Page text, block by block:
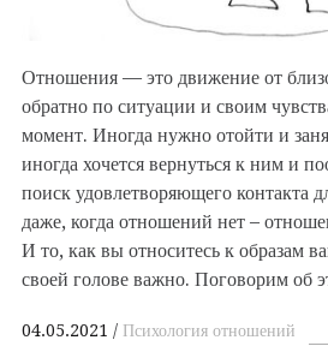
Отношения — это движение от
обратно по ситуации и своим
момент. Иногда нужно отойти и
иногда хочется вернуться к ним и
поиск удовлетворяющего контакта
даже, когда отношений нет –
И то, как вы относитесь к образам
своей голове важно. Поговорим об
04.05.2021 Психология отношений